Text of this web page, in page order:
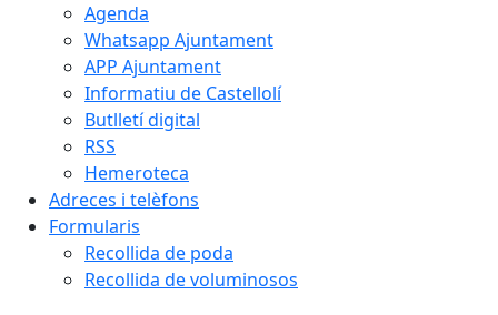
Agenda
Whatsapp Ajuntament
APP Ajuntament
Informatiu de Castellolí
Butlletí digital
RSS
Hemeroteca
Adreces i telèfons
Formularis
Recollida de poda
Recollida de voluminosos